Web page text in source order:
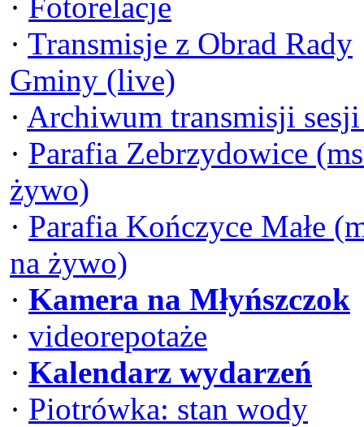
· Transmisje z Obrad Rady
Gminy (live)
· Archiwum transmisji
· Parafia Zebrzydowice
żywo)
· Parafia Kończyce Małe
na żywo)
· Kamera na Młyńszczok
· videorepotaże
· Kalendarz wydarzeń
· Piotrówka: stan wody